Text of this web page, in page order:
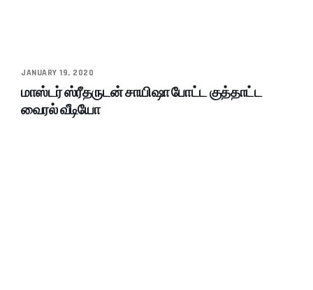
JANUARY 19, 2020
மாஸ்டர் ஸ்ரீதருடன் சாயிஷா போட்ட குத்தாட்ட
வைரல் வீடியோ